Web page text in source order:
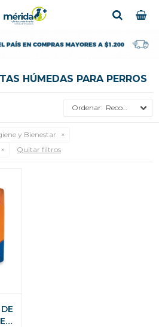
HÚMEDAS PARA PERROS
Recomendados
y Bienestar
Quitar filtros